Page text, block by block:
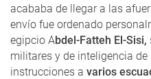
acababa de llegar a las
envío fue ordenado
egipcio Abdel-Fatteh El-Sisi,
militares y de inteligencia de
instrucciones a varios